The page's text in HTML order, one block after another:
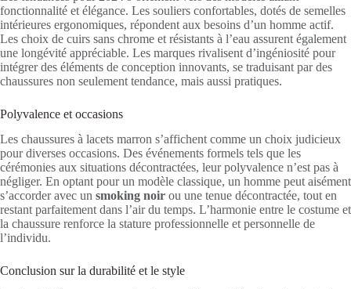
fonctionnalité et élégance. Les souliers confortables, dotés de semelles
intérieures ergonomiques, répondent aux besoins d’un homme actif.
Les choix de cuirs sans chrome et résistants à l’eau assurent également
une longévité appréciable. Les marques rivalisent d’ingéniosité pour
intégrer des éléments de conception innovants, se traduisant par des
chaussures non seulement tendance, mais aussi pratiques.
Polyvalence et occasions
Les chaussures à lacets marron s’affichent comme un choix judicieux
pour diverses occasions. Des événements formels tels que les
cérémonies aux situations décontractées, leur polyvalence n’est pas à
négliger. En optant pour un modèle classique, un homme peut aisément
s’accorder avec un smoking noir ou une tenue décontractée, tout en
restant parfaitement dans l’air du temps. L’harmonie entre le costume et
la chaussure renforce la stature professionnelle et personnelle de
l’individu.
Conclusion sur la durabilité et le style